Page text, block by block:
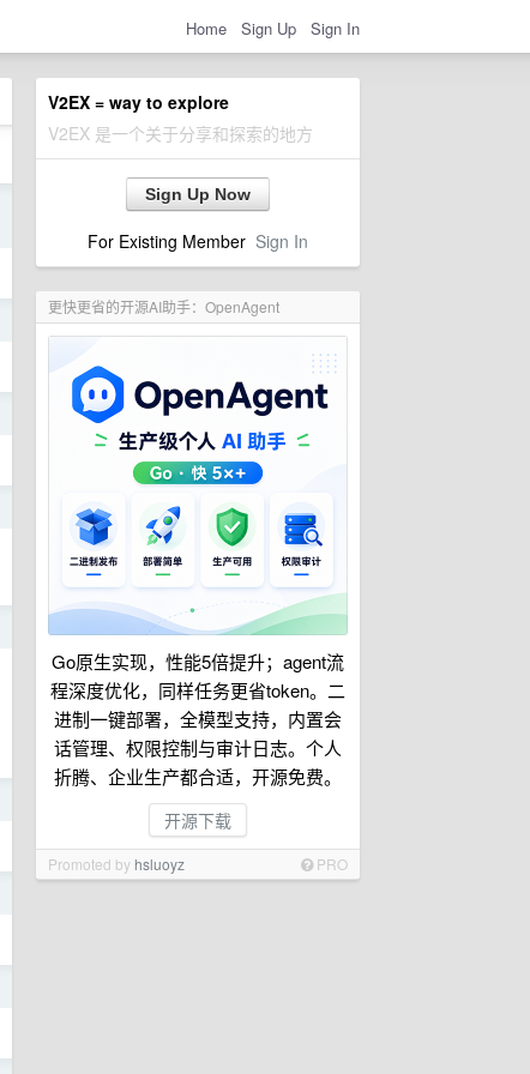
Home Sign Up Sign In
V2EX = way to explore
V2EX 是一个关于分享和探索的地方
Sign Up Now
For Existing Member Sign In
更快更省的开源AI助手：OpenAgent
Go原生实现，性能5倍提升；agent流
程深度优化，同样任务更省token。二
进制一键部署，全模型支持，内置会
话管理、权限控制与审计日志。个人
折腾、企业生产都合适，开源免费。
开源下载
Promoted by hsluoyz PRO